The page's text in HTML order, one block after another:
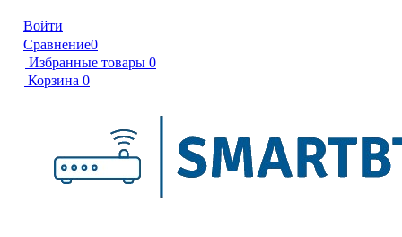
Войти
Сравнение0
Избранные товары 0
Корзина 0